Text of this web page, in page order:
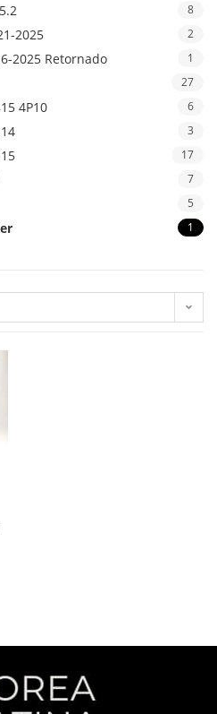
8
2025 2
2025 Retornado 1
27
4P10 6
3
17
7
5
1